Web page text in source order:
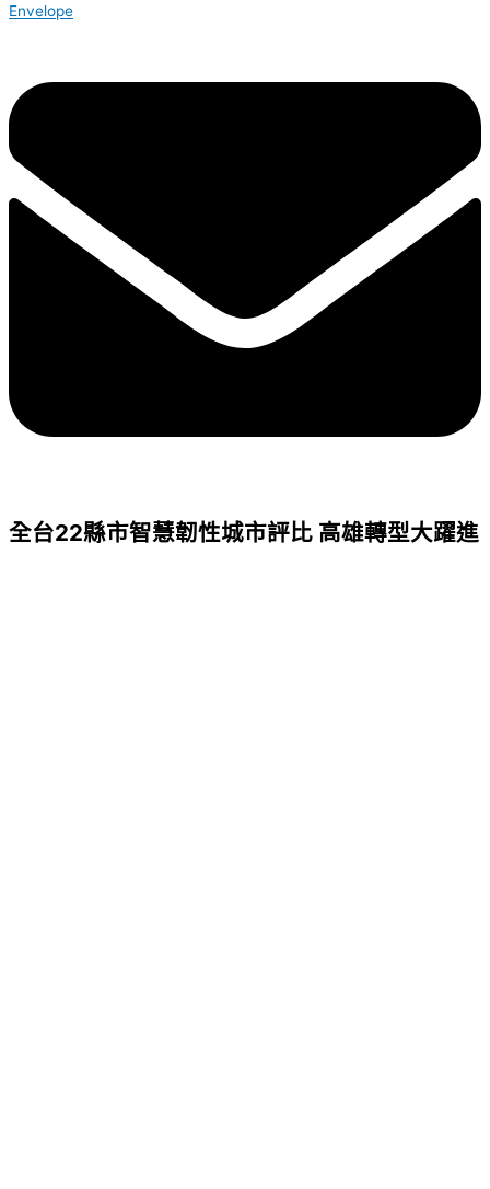
Envelope
全台22縣市智慧韌性城市評比 高雄轉型大躍進